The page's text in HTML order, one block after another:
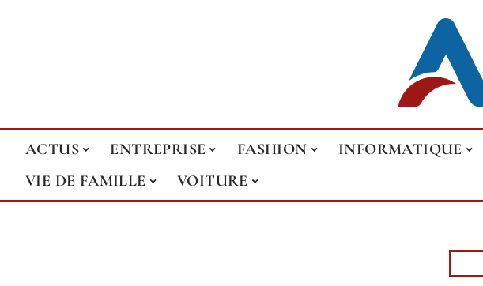
ACTUS ENTREPRISE FASHION INFORMATIQUE
VIE DE FAMILLE
VOITURE